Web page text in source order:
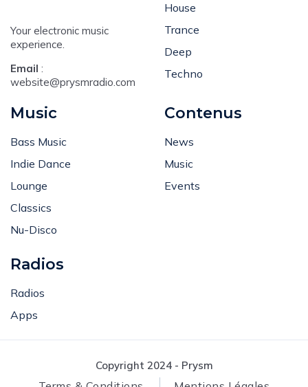
Your electronic music
experience.
Email :
website@prysmradio.com
House
Trance
Deep
Techno
Music
Bass Music
Indie Dance
Lounge
Classics
Nu-Disco
Contenus
News
Music
Events
Radios
Radios
Apps
Copyright 2024 - Prysm